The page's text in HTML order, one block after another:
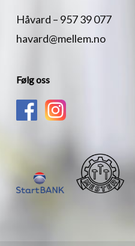
Håvard – 957 39 077
havard@mellem.no
Følg oss